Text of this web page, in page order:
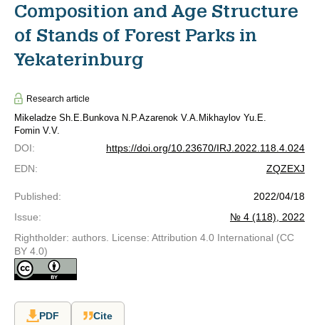
Composition and Age Structure
of Stands of Forest Parks in
Yekaterinburg
Research article
Mikeladze Sh.E. Bunkova N.P.Azarenok V.A. Mikhaylov Yu.E.
Fomin V.V.
DOI:
https://doi.org/10.23670/IRJ.2022.118.4.024
EDN: ZQZEXJ
Published:
2022/04/18
Issue:
№ 4 (118), 2022
Rightholder: authors. License: Attribution 4.0 International (CC
BY 4.0)
PDF Cite